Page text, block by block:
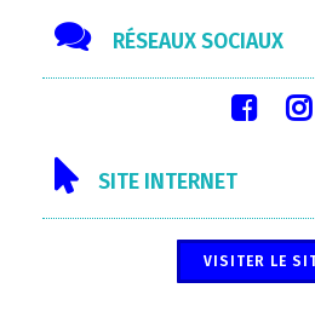
RÉSEAUX SOCIAUX
SITE INTERNET
VISITER LE